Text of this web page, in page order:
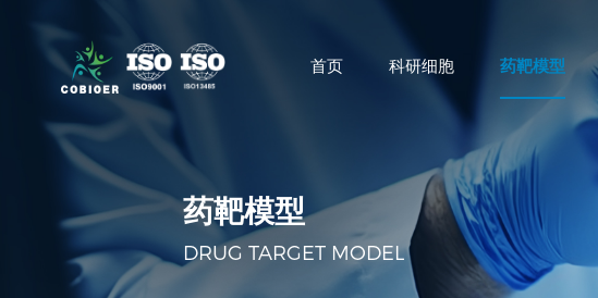
首页 科研细胞 药靶模型
药靶模型
DRUG TARGET MODEL